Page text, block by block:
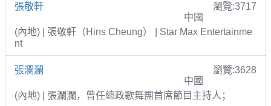
張敬軒
瀏覽:3717
中國
(內地) | 張敬軒（Hins Cheung） | Star Max Entertainme
nt
張瀾瀾
瀏覽:3628
中國
(內地) | 張瀾瀾，曾任總政歌舞團首席節目主持人；